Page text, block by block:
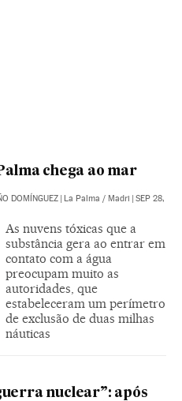
chega ao mar
DOMÍNGUEZ | La Palma / Madri | SEP 28,
As nuvens tóxicas que a
substância gera ao entrar em
contato com a água
preocupam muito as
autoridades, que
estabeleceram um perímetro
de exclusão de duas milhas
náuticas
nuclear”: após